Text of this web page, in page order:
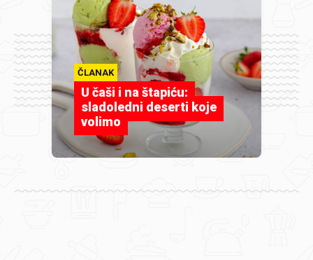
ČLANAK
U čaši i na štapiću:
sladoledni deserti koje
volimo